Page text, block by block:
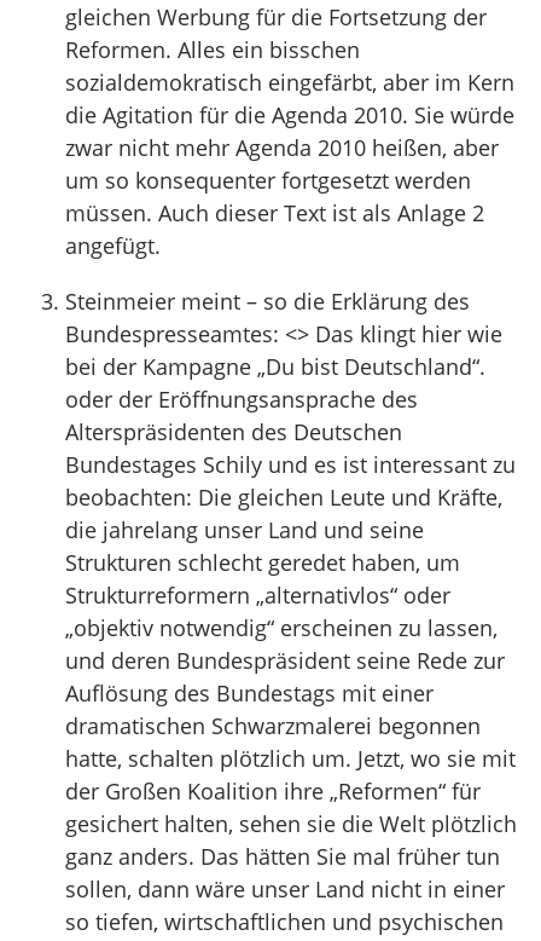
gleichen Werbung für die Fortsetzung der
Reformen. Alles ein bisschen
sozialdemokratisch eingefärbt, aber im Kern
die Agitation für die Agenda 2010. Sie würde
zwar nicht mehr Agenda 2010 heißen, aber
um so konsequenter fortgesetzt werden
müssen. Auch dieser Text ist als Anlage 2
angefügt.
Steinmeier meint – so die Erklärung des
Bundespresseamtes: <> Das klingt hier wie
bei der Kampagne „Du bist Deutschland“.
oder der Eröffnungsansprache des
Alterspräsidenten des Deutschen
Bundestages Schily und es ist interessant zu
beobachten: Die gleichen Leute und Kräfte,
die jahrelang unser Land und seine
Strukturen schlecht geredet haben, um
Strukturreformern „alternativlos“ oder
„objektiv notwendig“ erscheinen zu lassen,
und deren Bundespräsident seine Rede zur
Auflösung des Bundestags mit einer
dramatischen Schwarzmalerei begonnen
hatte, schalten plötzlich um. Jetzt, wo sie mit
der Großen Koalition ihre „Reformen“ für
gesichert halten, sehen sie die Welt plötzlich
ganz anders. Das hätten Sie mal früher tun
sollen, dann wäre unser Land nicht in einer
so tiefen, wirtschaftlichen und psychischen